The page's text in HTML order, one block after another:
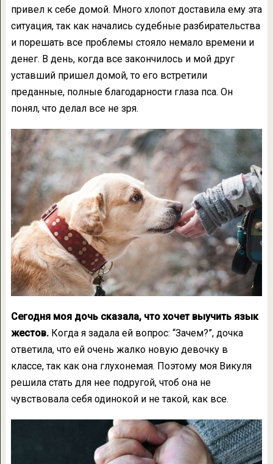
привел к себе домой. Много хлопот доставила ему эта
ситуация, так как начались судебные разбирательства
и порешать все проблемы стояло немало времени и
денег. В день, когда все закончилось и мой друг
уставший пришел домой, то его встретили
преданные, полные благодарности глаза пса. Он
понял, что делал все не зря.
Сегодня моя дочь сказала, что хочет выучить язык
жестов. Когда я задала ей вопрос: “Зачем?”, дочка
ответила, что ей очень жалко новую девочку в
классе, так как она глухонемая. Поэтому моя Викуля
решила стать для нее подругой, чтоб она не
чувствовала себя одинокой и не такой, как все.